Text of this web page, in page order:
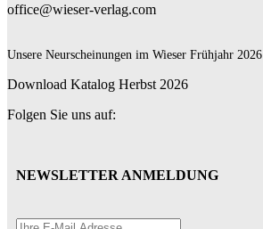
office@wieser-verlag.com
Unsere Neurscheinungen im Wieser Frühjahr 2026
Download Katalog Herbst 2026
Folgen Sie uns auf:
NEWSLETTER ANMELDUNG